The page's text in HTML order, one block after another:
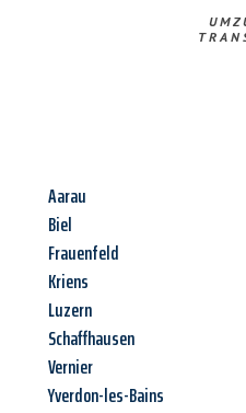
Aarau
Biel
Frauenfeld
Kriens
Luzern
Schaffhausen
Vernier
Yverdon-les-Bains